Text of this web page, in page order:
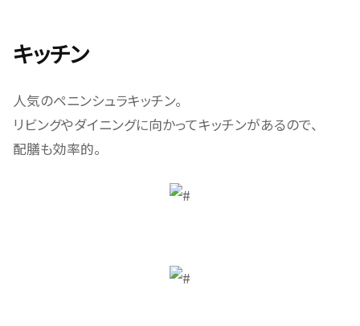
キッチン
人気のペニンシュラキッチン。
リビングやダイニングに向かってキッチンがあるので、
配膳も効率的。